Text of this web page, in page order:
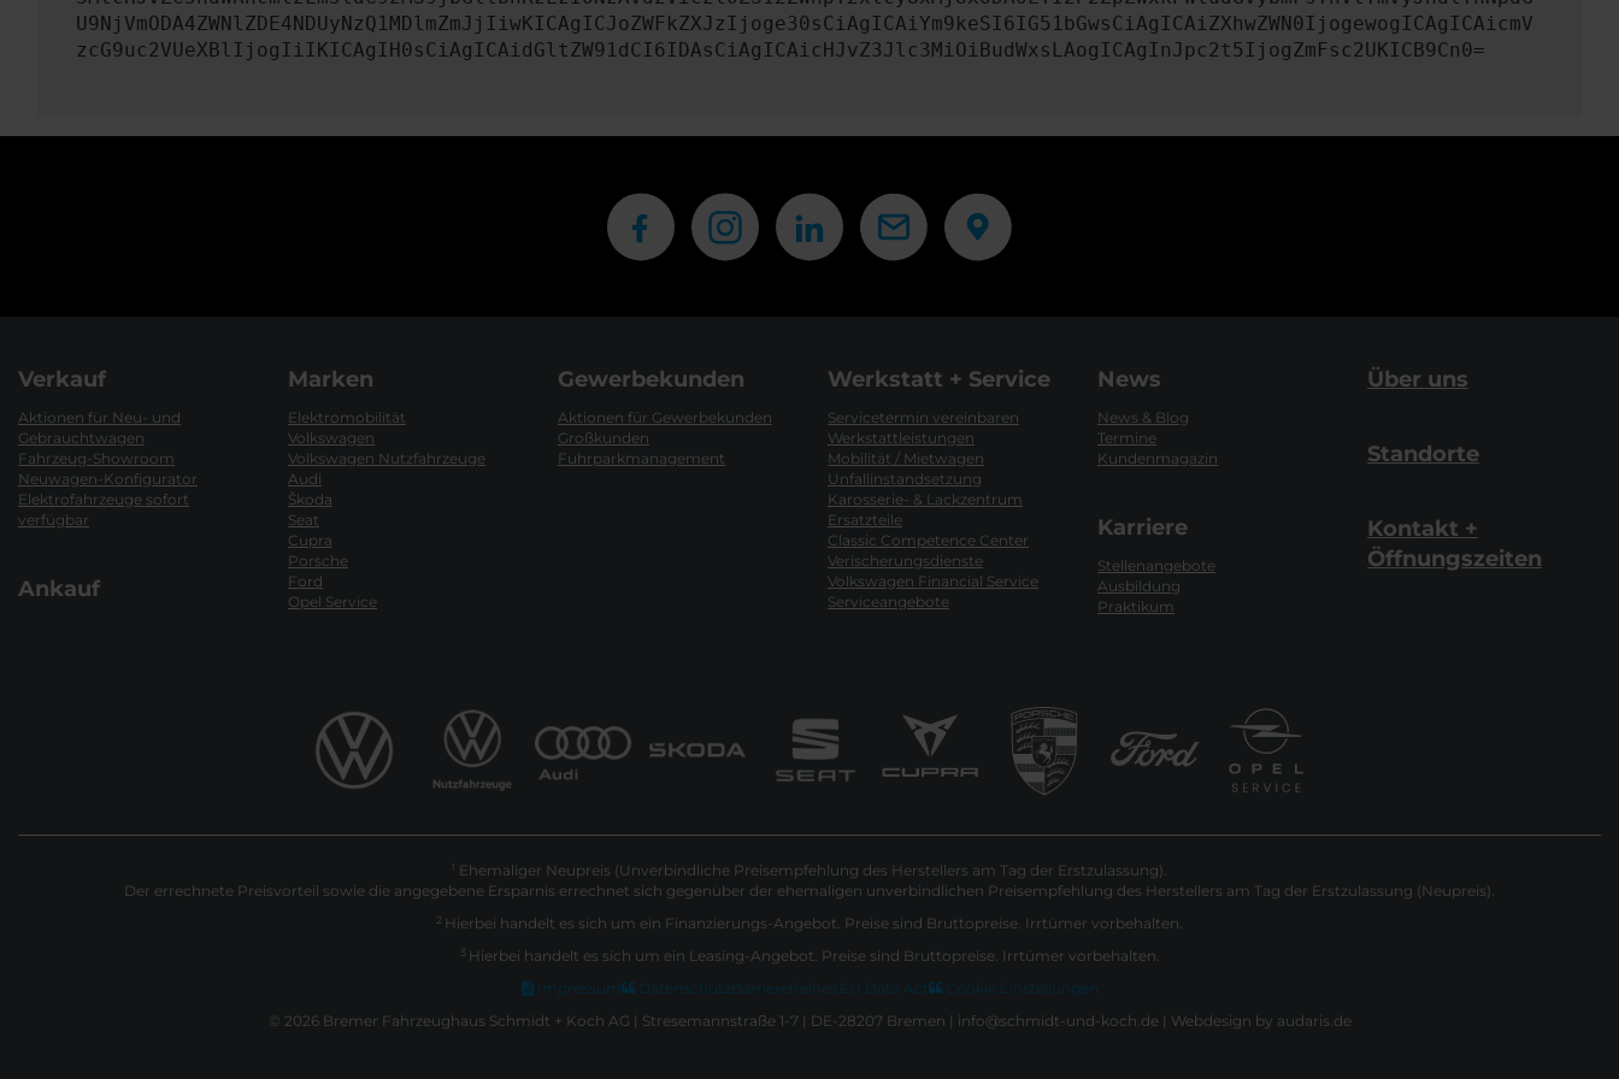
U9NjVmODA4ZWNlZDE4NDUyNzQ1MDlmZmJjIiwKICAgICJoZWFkZXJzIjoge30sCiAgICAiYm9keSI6IG51bGwsCiAgICAiZXhwZWN0IjogewogICAgICAicmV
zcG9uc2VUeXBlIjogIiIKICAgIH0sCiAgICAidGltZW91dCI6IDAsCiAgICAicHJvZ3Jlc3MiOiBudWxsLAogICAgInJpc2t5IjogZmFsc2UKICB9Cn0=
Verkauf
Aktionen für Neu- und
Gebrauchtwagen
Fahrzeug-Showroom
Neuwagen-Konfigurator
Elektrofahrzeuge sofort
verfügbar
Ankauf
Marken
Elektromobilität
Volkswagen
Volkswagen Nutzfahrzeuge
Audi
Škoda
Seat
Cupra
Porsche
Ford
Opel Service
Gewerbekunden
Aktionen für Gewerbekunden
Großkunden
Fuhrparkmanagement
Werkstatt + Service
Servicetermin vereinbaren
Werkstattleistungen
Mobilität / Mietwagen
Unfallinstandsetzung
Karosserie- & Lackzentrum
Ersatzteile
Classic Competence Center
Verischerungsdienste
Volkswagen Financial Service
Serviceangebote
News
News & Blog
Termine
Kundenmagazin
Karriere
Stellenangebote
Ausbildung
Praktikum
Über uns
Standorte
Kontakt +
Öffnungszeiten
1 Ehemaliger Neupreis (Unverbindliche Preisempfehlung des Herstellers am Tag der Erstzulassung).
Der errechnete Preisvorteil sowie die angegebene Ersparnis errechnet sich gegenüber der ehemaligen unverbindlichen Preisempfehlung des Herstellers am Tag der Erstzulassung (Neupreis).
2 Hierbei handelt es sich um ein Finanzierungs-Angebot. Preise sind Bruttopreise. Irrtümer vorbehalten.
3 Hierbei handelt es sich um ein Leasing-Angebot. Preise sind Bruttopreise. Irrtümer vorbehalten.
Impressum
Datenschutz Barrierefreiheit EU Data Act
Cookie Einstellungen
© 2026 Bremer Fahrzeughaus Schmidt + Koch AG | Stresemannstraße 1-7 | DE-28207 Bremen | info@schmidt-und-koch.de | Webdesign by audaris.de